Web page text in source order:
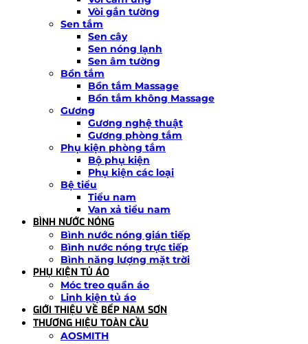
Vòi gắn tường
Sen tắm
Sen cây
Sen nóng lạnh
Sen âm tường
Bồn tắm
Bồn tắm Massage
Bồn tắm không Massage
Gương
Gương nghệ thuật
Gương phòng tắm
Phụ kiện phòng tắm
Bộ phụ kiện
Phụ kiện các loại
Bệ tiểu
Tiểu nam
Van xả tiểu nam
BÌNH NƯỚC NÓNG
Bình nước nóng gián tiếp
Bình nước nóng trực tiếp
Bình năng lượng mặt trời
PHỤ KIỆN TỦ ÁO
Móc treo quần áo
Linh kiện tủ áo
GIỚI THIỆU VỀ BẾP NAM SƠN
THƯƠNG HIỆU TOÀN CẦU
AOSMITH